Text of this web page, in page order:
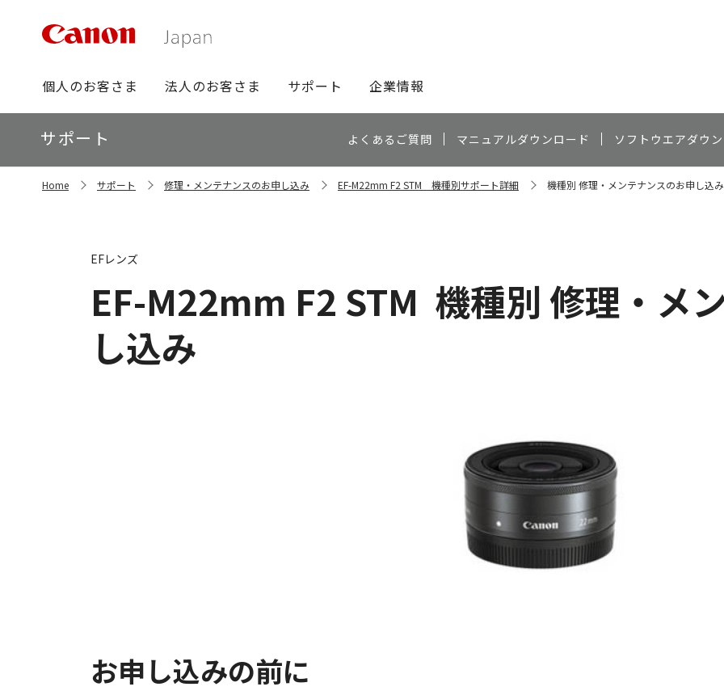
グ
ロ
ー
バ
ビ
個人のお客さま 法人のお客さま サポート 企業情報
ロ
ー
カ
ル
サポート よくあるご質問 マニュアルダウンロード ソフトウエアダウ
Home サポート 修理・メンテナンスのお申し込み EF-M22mm F2 STM 機種別サポート詳細 機種別 修理・メンテナンスのお申し込み
EF-M22mm F2 STM 機種別 修理・メ
し込み
EFレンズ
お申し込みの前に